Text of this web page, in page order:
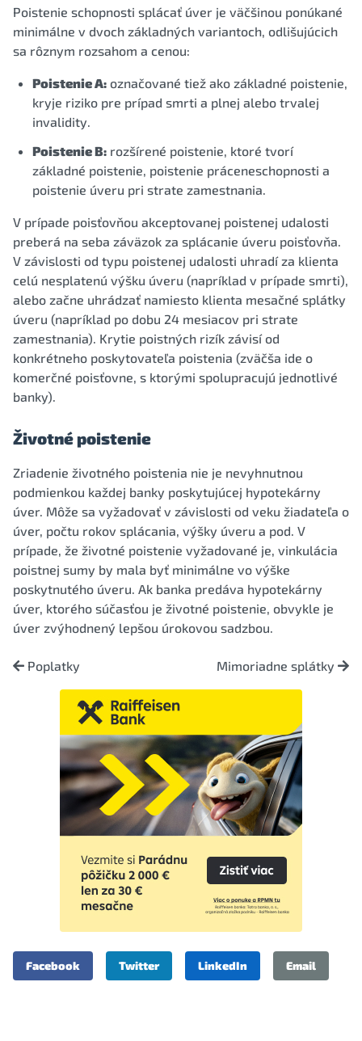
Poistenie schopnosti splácať úver je väčšinou ponúkané
minimálne v dvoch základných variantoch, odlišujúcich
sa rôznym rozsahom a cenou:
Poistenie A: označované tiež ako základné poistenie,
kryje riziko pre prípad smrti a plnej alebo trvalej
invalidity.
Poistenie B: rozšírené poistenie, ktoré tvorí
základné poistenie, poistenie práceneschopnosti a
poistenie úveru pri strate zamestnania.
V prípade poisťovňou akceptovanej poistenej udalosti
preberá na seba záväzok za splácanie úveru poisťovňa.
V závislosti od typu poistenej udalosti uhradí za klienta
celú nesplatenú výšku úveru (napríklad v prípade smrti),
alebo začne uhrádzať namiesto klienta mesačné splátky
úveru (napríklad po dobu 24 mesiacov pri strate
zamestnania). Krytie poistných rizík závisí od
konkrétneho poskytovateľa poistenia (zväčša ide o
komerčné poisťovne, s ktorými spolupracujú jednotlivé
banky).
Životné poistenie
Zriadenie životného poistenia nie je nevyhnutnou
podmienkou každej banky poskytujúcej hypotekárny
úver. Môže sa vyžadovať v závislosti od veku žiadateľa o
úver, počtu rokov splácania, výšky úveru a pod. V
prípade, že životné poistenie vyžadované je, vinkulácia
poistnej sumy by mala byť minimálne vo výške
poskytnutého úveru. Ak banka predáva hypotekárny
úver, ktorého súčasťou je životné poistenie, obvykle je
úver zvýhodnený lepšou úrokovou sadzbou.
Poplatky Mimoriadne splátky
Facebook Twitter LinkedIn Email